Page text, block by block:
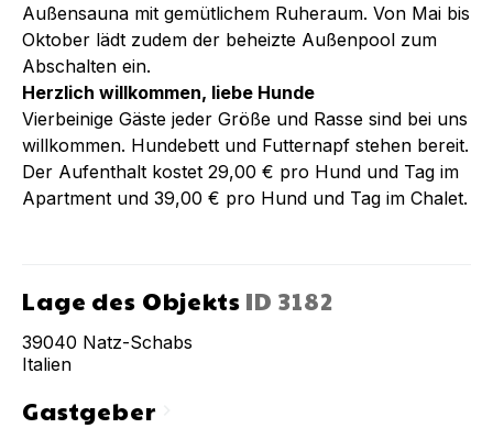
Außensauna mit gemütlichem Ruheraum. Von Mai bis
Oktober lädt zudem der beheizte Außenpool zum
Abschalten ein.
Herzlich willkommen, liebe Hunde
Vierbeinige Gäste jeder Größe und Rasse sind bei uns
willkommen. Hundebett und Futternapf stehen bereit.
Der Aufenthalt kostet 29,00 € pro Hund und Tag im
Apartment und 39,00 € pro Hund und Tag im Chalet.
Lage des Objekts ID3182
39040 Natz-Schabs
Italien
Gastgeberchevron_right